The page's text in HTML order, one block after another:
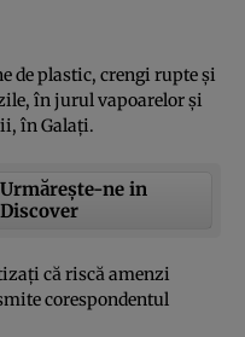
de plastic, crengi rupte şi
în jurul vapoarelor şi
în Galaţi.
Urmărește-ne in
Discover
că riscă amenzi
corespondentul